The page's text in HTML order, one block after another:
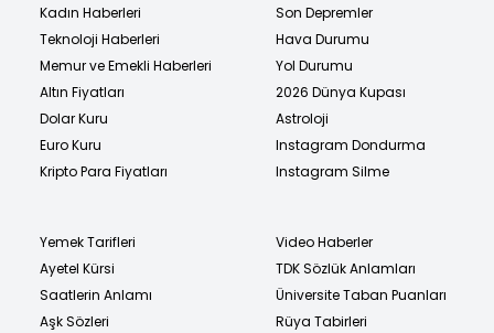
Kadın Haberleri
Teknoloji Haberleri
Memur ve Emekli Haberleri
Altın Fiyatları
Dolar Kuru
Euro Kuru
Kripto Para Fiyatları
Son Depremler
Hava Durumu
Yol Durumu
2026 Dünya Kupası
Astroloji
Instagram Dondurma
Instagram Silme
Yemek Tarifleri
Ayetel Kürsi
Saatlerin Anlamı
Aşk Sözleri
Video Haberler
TDK Sözlük Anlamları
Üniversite Taban Puanları
Rüya Tabirleri